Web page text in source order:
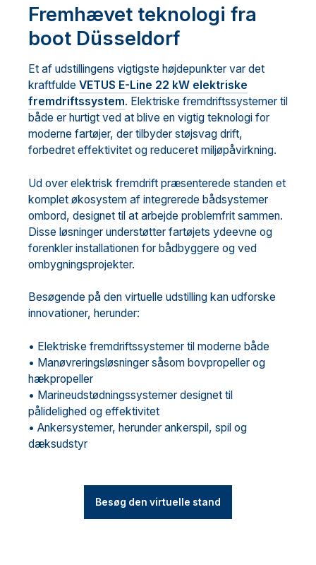
Fremhævet teknologi fra
boot Düsseldorf
Et af udstillingens vigtigste højdepunkter var det
kraftfulde VETUS E-Line 22 kW elektriske
fremdriftssystem. Elektriske fremdriftssystemer til
både er hurtigt ved at blive en vigtig teknologi for
moderne fartøjer, der tilbyder støjsvag drift,
forbedret effektivitet og reduceret miljøpåvirkning.
Ud over elektrisk fremdrift præsenterede standen et
komplet økosystem af integrerede bådsystemer
ombord, designet til at arbejde problemfrit sammen.
Disse løsninger understøtter fartøjets ydeevne og
forenkler installationen for bådbyggere og ved
ombygningsprojekter.
Besøgende på den virtuelle udstilling kan udforske
innovationer, herunder:
• Elektriske fremdriftssystemer til moderne både
• Manøvreringsløsninger såsom bovpropeller og
hækpropeller
• Marineudstødningssystemer designet til
pålidelighed og effektivitet
• Ankersystemer, herunder ankerspil, spil og
dæksudstyr
Besøg den virtuelle stand